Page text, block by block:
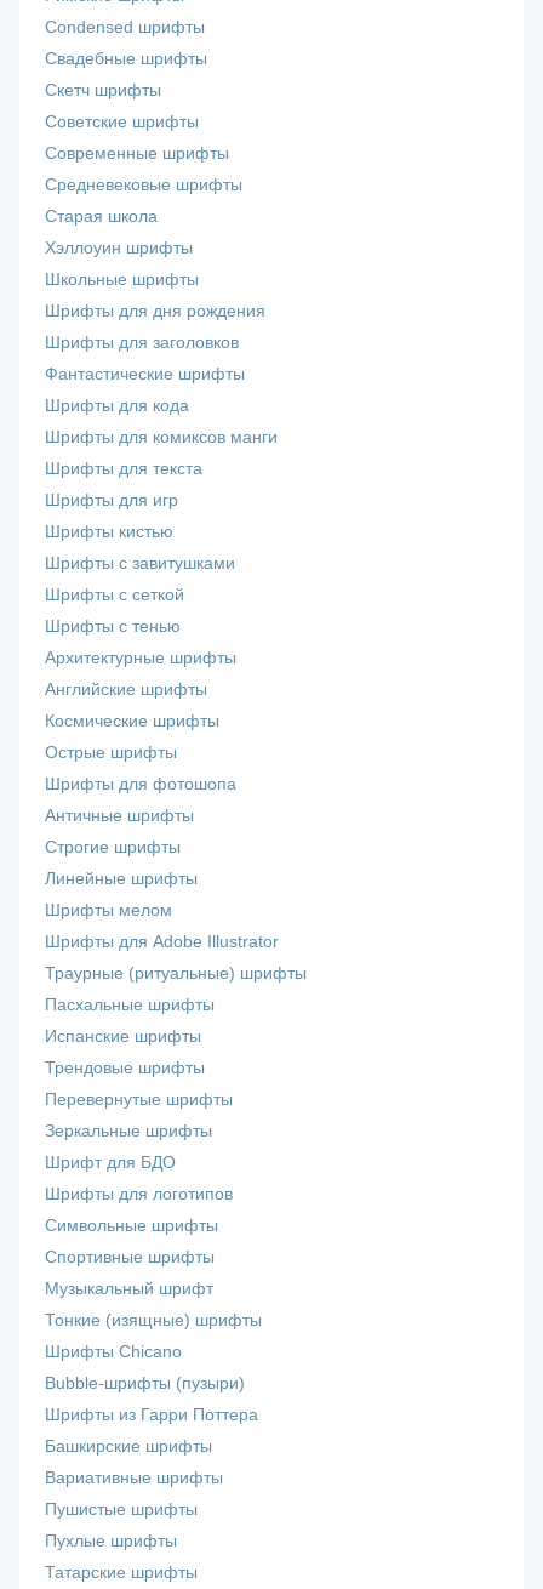
Сondensed шрифты
Свадебные шрифты
Скетч шрифты
Советские шрифты
Современные шрифты
Средневековые шрифты
Старая школа
Хэллоуин шрифты
Школьные шрифты
Шрифты для дня рождения
Шрифты для заголовков
Фантастические шрифты
Шрифты для кода
Шрифты для комиксов манги
Шрифты для текста
Шрифты для игр
Шрифты кистью
Шрифты с завитушками
Шрифты с сеткой
Шрифты с тенью
Архитектурные шрифты
Английские шрифты
Космические шрифты
Острые шрифты
Шрифты для фотошопа
Античные шрифты
Строгие шрифты
Линейные шрифты
Шрифты мелом
Шрифты для Adobe Illustrator
Траурные (ритуальные) шрифты
Пасхальные шрифты
Испанские шрифты
Трендовые шрифты
Перевернутые шрифты
Зеркальные шрифты
Шрифт для БДО
Шрифты для логотипов
Символьные шрифты
Спортивные шрифты
Музыкальный шрифт
Тонкие (изящные) шрифты
Шрифты Chicano
Bubble-шрифты (пузыри)
Шрифты из Гарри Поттера
Башкирские шрифты
Вариативные шрифты
Пушистые шрифты
Пухлые шрифты
Татарские шрифты